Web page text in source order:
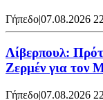
Γήπεδο|07.08.2026
Λίβερπουλ:
Ζερμέν για τον
Γήπεδο|07.08.2026